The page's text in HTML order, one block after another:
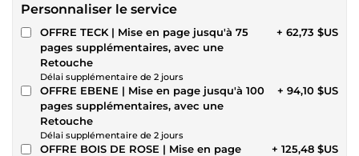
Personnaliser le service
OFFRE TECK | Mise en page jusqu'à 75
pages supplémentaires, avec une
Retouche
Délai supplémentaire de 2 jours
+ 62,73 $US
OFFRE EBENE | Mise en page jusqu'à 100
pages supplémentaires, avec une
Retouche
Délai supplémentaire de 2 jours
+ 94,10 $US
OFFRE BOIS DE ROSE | Mise en page
+ 125,48 $US